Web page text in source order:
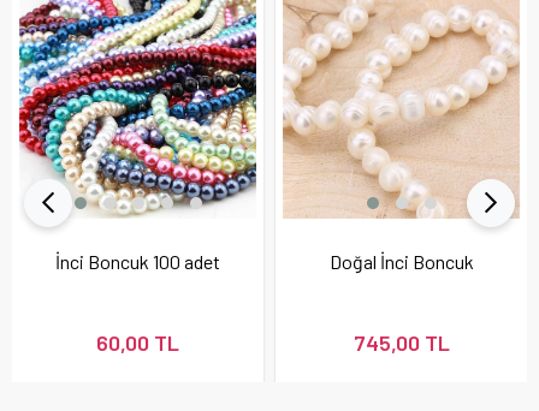
İnci Boncuk 100 adet
60,00 TL
Doğal İnci Boncuk
745,00 TL